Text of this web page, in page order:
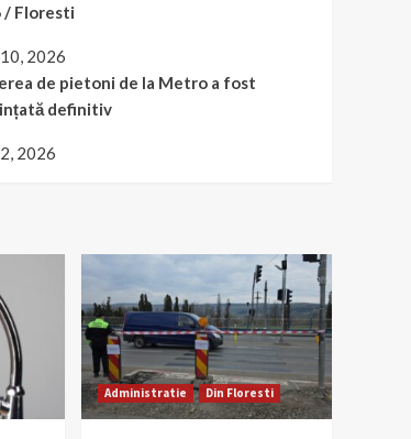
/ Floresti
2026
de pietoni de la Metro a fost
definitiv
2026
Administratie Din Floresti